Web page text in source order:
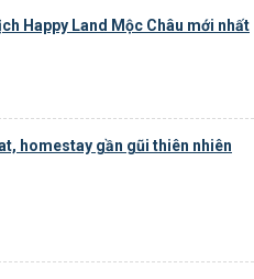
Happy Land Mộc Châu mới nhất
homestay gần gũi thiên nhiên